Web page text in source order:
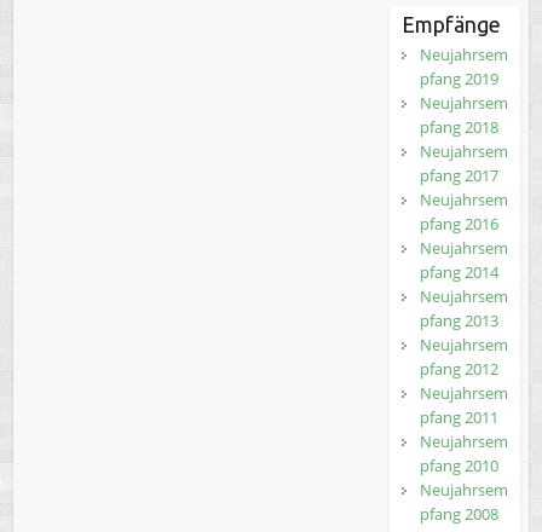
Empfänge
Neujahrsem
pfang 2019
Neujahrsem
pfang 2018
Neujahrsem
pfang 2017
Neujahrsem
pfang 2016
Neujahrsem
pfang 2014
Neujahrsem
pfang 2013
Neujahrsem
pfang 2012
Neujahrsem
pfang 2011
Neujahrsem
pfang 2010
Neujahrsem
pfang 2008